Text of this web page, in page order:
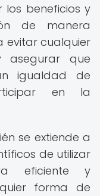
los beneficios y
de manera
evitar cualquier
asegurar que
igualdad de
en la
se extiende a
de utilizar
eficiente y
forma de